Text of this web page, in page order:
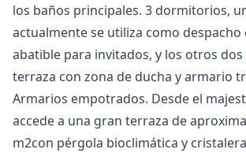
los baños principales. 3 dormitorios,
actualmente se utiliza como despacho
abatible para invitados, y los otros dos
terraza con zona de ducha y armario
Armarios empotrados. Desde el
accede a una gran terraza de
m2con pérgola bioclimática y